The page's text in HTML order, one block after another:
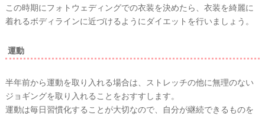
この時期にフォトウェディングでの衣装を決めたら、衣装を綺麗に
着れるボディラインに近づけるようにダイエットを行いましょう。
運動
半年前から運動を取り入れる場合は、ストレッチの他に無理のない
ジョギングを取り入れることをおすすします。
運動は毎日習慣化することが大切なので、自分が継続できるものを
の
段
り